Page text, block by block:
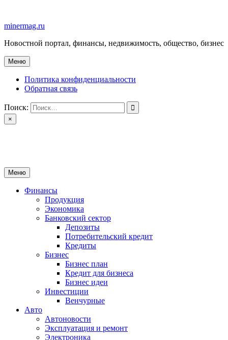
содержимому
minermag.ru
Новостной портал, финансы, недвижимость, общество, бизнес
Меню
Политика конфиденциальности
Обратная связь
Поиск:
×
Меню
Финансы
Продукция
Экономика
Банковский сектор
Депозиты
Потребительский кредит
Кредиты
Бизнес
Бизнес план
Кредит для бизнеса
Бизнес идеи
Инвестиции
Венчурные
Авто
Автоновости
Эксплуатация и ремонт
Электроника